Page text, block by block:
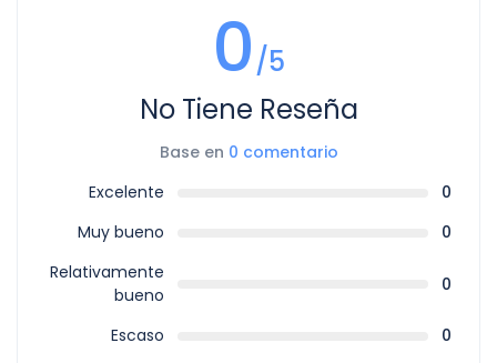
0/5
No Tiene Reseña
Base en 0 comentario
Excelente
0
Muy bueno
0
Relativamente
bueno
0
Escaso
0